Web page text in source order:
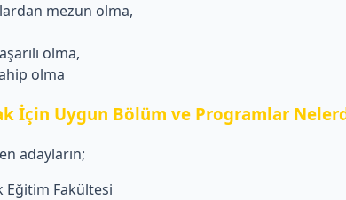
mezun olma,
olma,
olma
İçin Uygun Bölüm ve Programlar
adayların;
Eğitim Fakültesi